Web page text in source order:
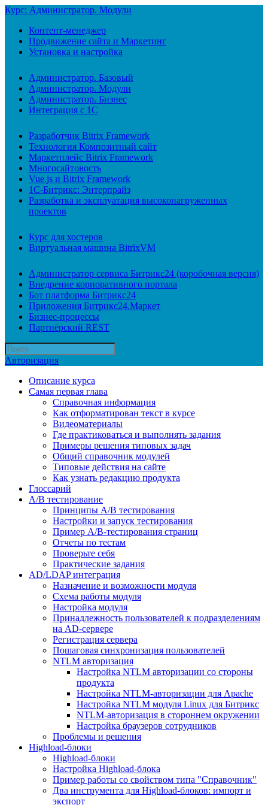
Курс: Администратор. Модули
Контент-менеджер
Продвижение сайта и Маркетинг
Установка и настройка
Администратор. Базовый
Администратор. Модули
Администратор. Бизнес
Интеграция с 1С
Разработчик Bitrix Framework
Технология Композитный сайт
Маркетплейс Bitrix Framework
Многосайтовость
Vue.js и Bitrix Framework
1С-Битрикс: Энтерпрайз
Разработка и эксплуатация высоконагруженных
проектов
Курс для хостеров
Виртуальная машина BitrixVM
Администратор сервиса Битрикс24 (коробочная версия)
Внедрение корпоративного портала
Бот платформа Битрикс24
Приложения Битрикс24.Маркет
Бизнес-процессы
Партнёрский REST
Авторизация
Описание курса
Самая первая глава
Справочная информация
Как отформатирован текст в курсе
Видеоматериалы
Где практиковаться и выполнять задания
Примеры решения типовых задач
Общий справочник модулей
Типовые действия на сайте
Как узнать редакцию продукта
Глоссарий
A/B тестирование
Принципы A/B тестирования
Настройки и запуск тестирования
Пример A/B-тестирования страниц
Отчеты по тестам
Проверьте себя
Практические задания
AD/LDAP интеграция
Назначение и возможности модуля
Схема работы модуля
Настройка модуля
Принадлежность пользователей к подразделениям
на AD-сервере
Регистрация сервера
Пошаговая синхронизация пользователей
NTLM авторизация
Настройка NTLM авторизации со стороны
продукта
Настройка NTLM-авторизации для Apache
Настройка NTLM модуля Linux для Битрикс
NTLM-авторизация в стороннем окружении
Настройка браузеров сотрудников
Проблемы и решения
Highload-блоки
Highload-блоки
Настройка Highload-блока
Пример работы со свойством типа "Справочник"
Два инструмента для Highload-блоков: импорт и
экспорт